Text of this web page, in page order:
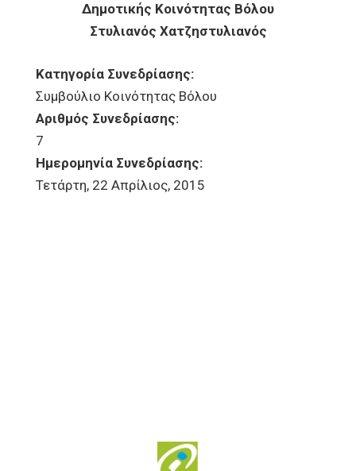
Δημοτικής Κοινότητας Βόλου
Στυλιανός Χατζηστυλιανός
Κατηγορία Συνεδρίασης:
Συμβούλιο Κοινότητας Βόλου
Αριθμός Συνεδρίασης:
7
Ημερομηνία Συνεδρίασης:
Τετάρτη, 22 Απρίλιος, 2015